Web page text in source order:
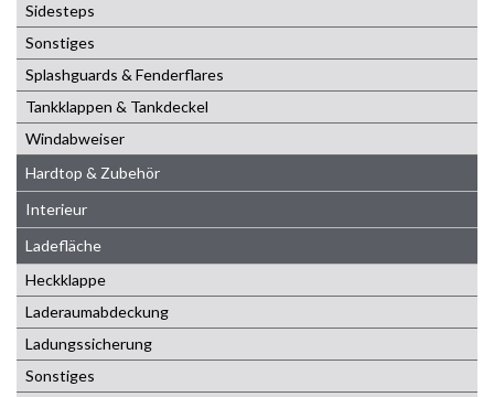
Sidesteps
Sonstiges
Splashguards & Fenderflares
Tankklappen & Tankdeckel
Windabweiser
Hardtop & Zubehör
Interieur
Ladefläche
Heckklappe
Laderaumabdeckung
Ladungssicherung
Sonstiges